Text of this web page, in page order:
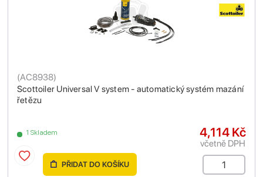
Scottoiler Universal V system - automatický systém mazání
řetězu
(AC8938)
1 Skladem 4,114 Kč
včetně DPH
PŘIDAT DO KOŠÍKU